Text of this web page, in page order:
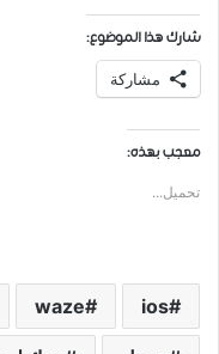
شارك هذا الموضوع:
مشاركة
معجب بهذه:
تحميل...
ios
waze